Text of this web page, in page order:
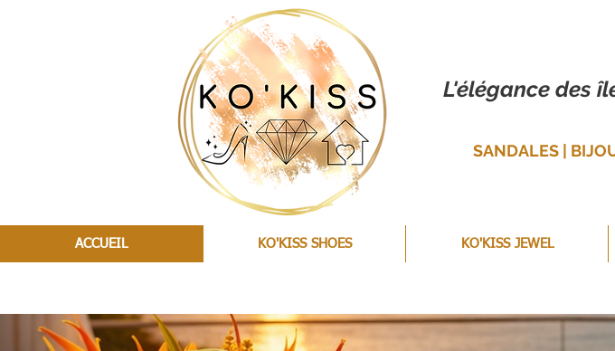
L'élégance des
SANDALES |
ACCUEIL KO'KISS SHOES KO'KISS JEWEL